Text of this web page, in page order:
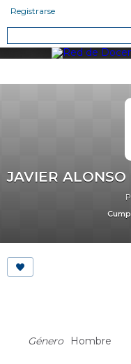
Registrarse
JAVIER ALONSO
Género
Hombre